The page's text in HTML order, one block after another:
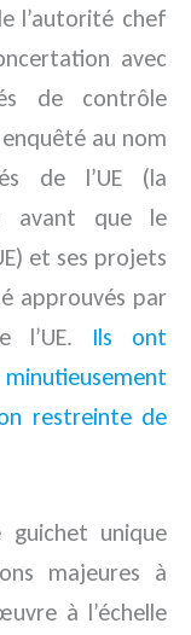
l’autorité chef
avec
de contrôle
enquêté au nom
de l’UE (la
avant que le
et ses projets
approuvés par
l’UE. Ils ont
restreinte de
guichet unique
majeures à
à l’échelle